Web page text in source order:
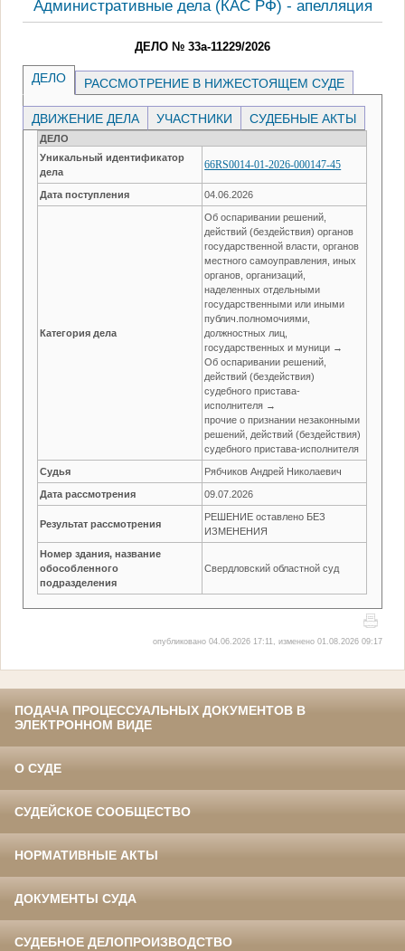
Административные дела (КАC РФ) - апелляция
ДЕЛО № 33а-11229/2026
ДЕЛО РАССМОТРЕНИЕ В НИЖЕСТОЯЩЕМ СУДЕ
ДВИЖЕНИЕ ДЕЛА УЧАСТНИКИ СУДЕБНЫЕ АКТЫ
ДЕЛО
Уникальный идентификатор
дела
66RS0014-01-2026-000147-45
Дата поступления 04.06.2026
Категория дела
Об оспаривании решений,
действий (бездействия) органов
государственной власти, органов
местного самоуправления, иных
органов, организаций,
наделенных отдельными
государственными или иными
публич.полномочиями,
должностных лиц,
государственных и муници →
Об оспаривании решений,
действий (бездействия)
судебного пристава-
исполнителя →
прочие о признании незаконными
решений, действий (бездействия)
судебного пристава-исполнителя
Судья Рябчиков Андрей Николаевич
Дата рассмотрения 09.07.2026
Результат рассмотрения
РЕШЕНИЕ оставлено БЕЗ
ИЗМЕНЕНИЯ
Номер здания, название
обособленного
подразделения
Свердловский областной суд
опубликовано 04.06.2026 17:11, изменено 01.08.2026 09:17
ПОДАЧА ПРОЦЕССУАЛЬНЫХ ДОКУМЕНТОВ В
ЭЛЕКТРОННОМ ВИДЕ
О СУДЕ
СУДЕЙСКОЕ СООБЩЕСТВО
НОРМАТИВНЫЕ АКТЫ
ДОКУМЕНТЫ СУДА
СУДЕБНОЕ ДЕЛОПРОИЗВОДСТВО